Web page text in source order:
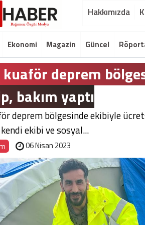
Hakkımızda
Ekonomi Magazin Güncel
deprem
bakım yaptı
deprem bölgesinde ekibiyle
kendi ekibi ve sosyal...
06 Nisan 2023